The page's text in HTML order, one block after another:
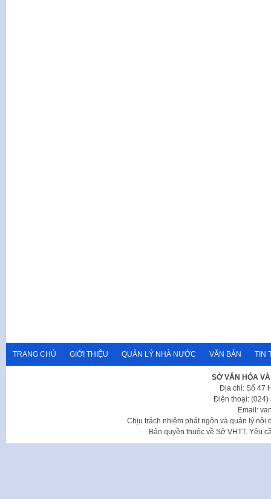
TRANG CHỦ GIỚI THIỆU QUẢN LÝ NHÀ NƯỚC VĂN BẢN TIN
SỞ VĂN HÓA
Địa chỉ: Số 47
Điện thoại: (024)
Email:
Chịu trách nhiệm phát ngôn và quản lý nội
Bản quyền thuộc về Sở VHTT. Yêu